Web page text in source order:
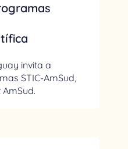
invita a
STIC-AmSud,